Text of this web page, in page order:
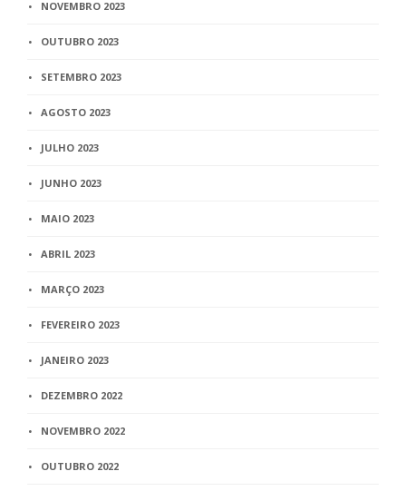
NOVEMBRO 2023
OUTUBRO 2023
SETEMBRO 2023
AGOSTO 2023
JULHO 2023
JUNHO 2023
MAIO 2023
ABRIL 2023
MARÇO 2023
FEVEREIRO 2023
JANEIRO 2023
DEZEMBRO 2022
NOVEMBRO 2022
OUTUBRO 2022